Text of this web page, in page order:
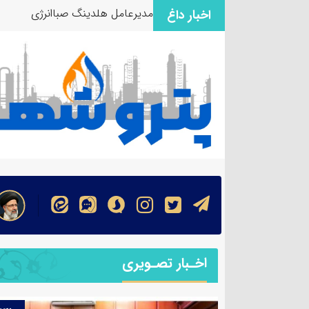
اخبار داغ مدیرعامل هلدینگ صباانرژی از
اخـبار تصـویری